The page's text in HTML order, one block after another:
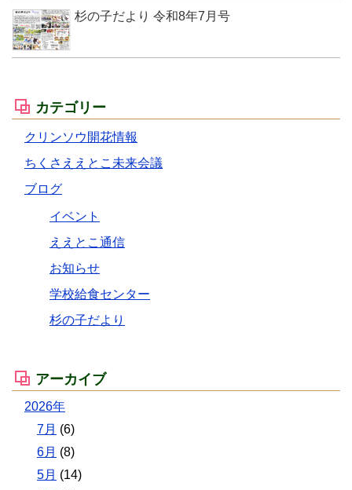
杉の子だより 令和8年7月号
カテゴリー
クリンソウ開花情報
ちくさええとこ未来会議
ブログ
イベント
ええとこ通信
お知らせ
学校給食センター
杉の子だより
アーカイブ
2026年
7月 (6)
6月 (8)
5月 (14)